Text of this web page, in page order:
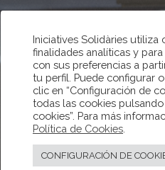
Iniciatives Solidàries
finalidades analíticas y
con sus preferencias a
tu perfil. Puede configurar
clic en “Configuración de
todas las cookies
cookies”. Para más
Política de Cookies
CONFIGURACIÓN DE